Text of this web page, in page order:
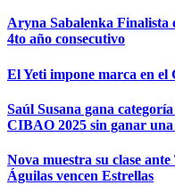
Aryna Sabalenka Finalista
4to año consecutivo
El Yeti impone marca en
Saúl Susana gana
CIBAO 2025 sin ganar
Nova muestra su clase
Águilas vencen Estrellas